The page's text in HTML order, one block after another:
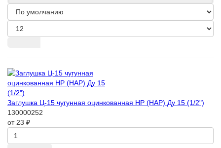
Заглушка Ц-15 чугунная оцинкованная НР (НАР) Ду 15 (1/2")
130000252
от 23 ₽